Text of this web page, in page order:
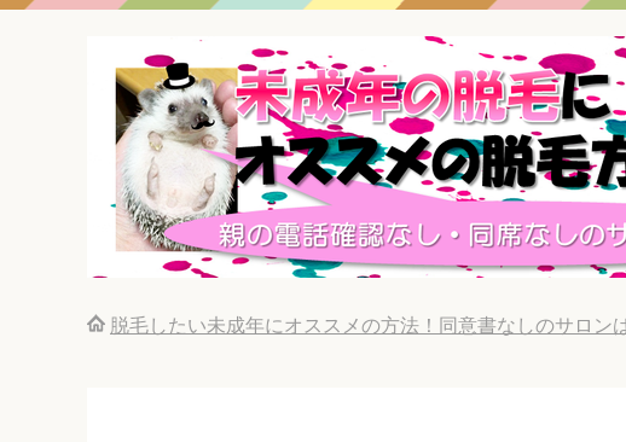
脱毛したい未成年にオススメの方法！同意書なしのサロン